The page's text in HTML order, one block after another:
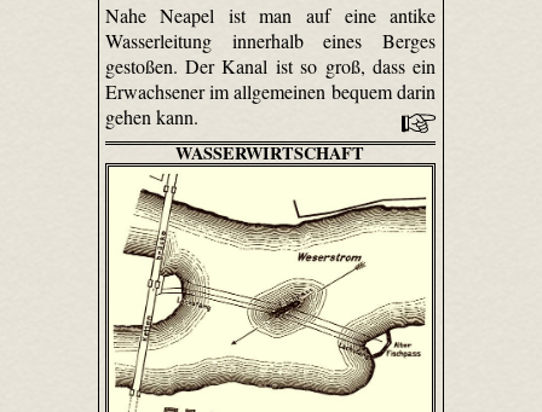
Nahe Neapel ist man auf eine antike
Wasserleitung innerhalb eines Berges
gestoßen. Der Kanal ist so groß, dass ein
Erwachsener im allgemeinen bequem darin
gehen kann.
WASSERWIRTSCHAFT